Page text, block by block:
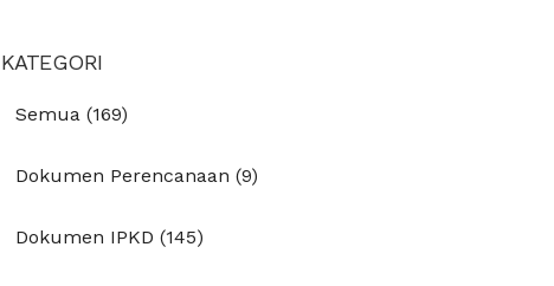
KATEGORI
Semua (169)
Dokumen Perencanaan (9)
Dokumen IPKD (145)